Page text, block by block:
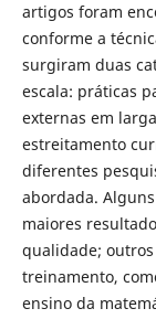
artigos foram
conforme a
surgiram duas
escala: práticas
externas em
estreitamento
diferentes
abordada.
maiores
qualidade;
treinamento,
ensino da